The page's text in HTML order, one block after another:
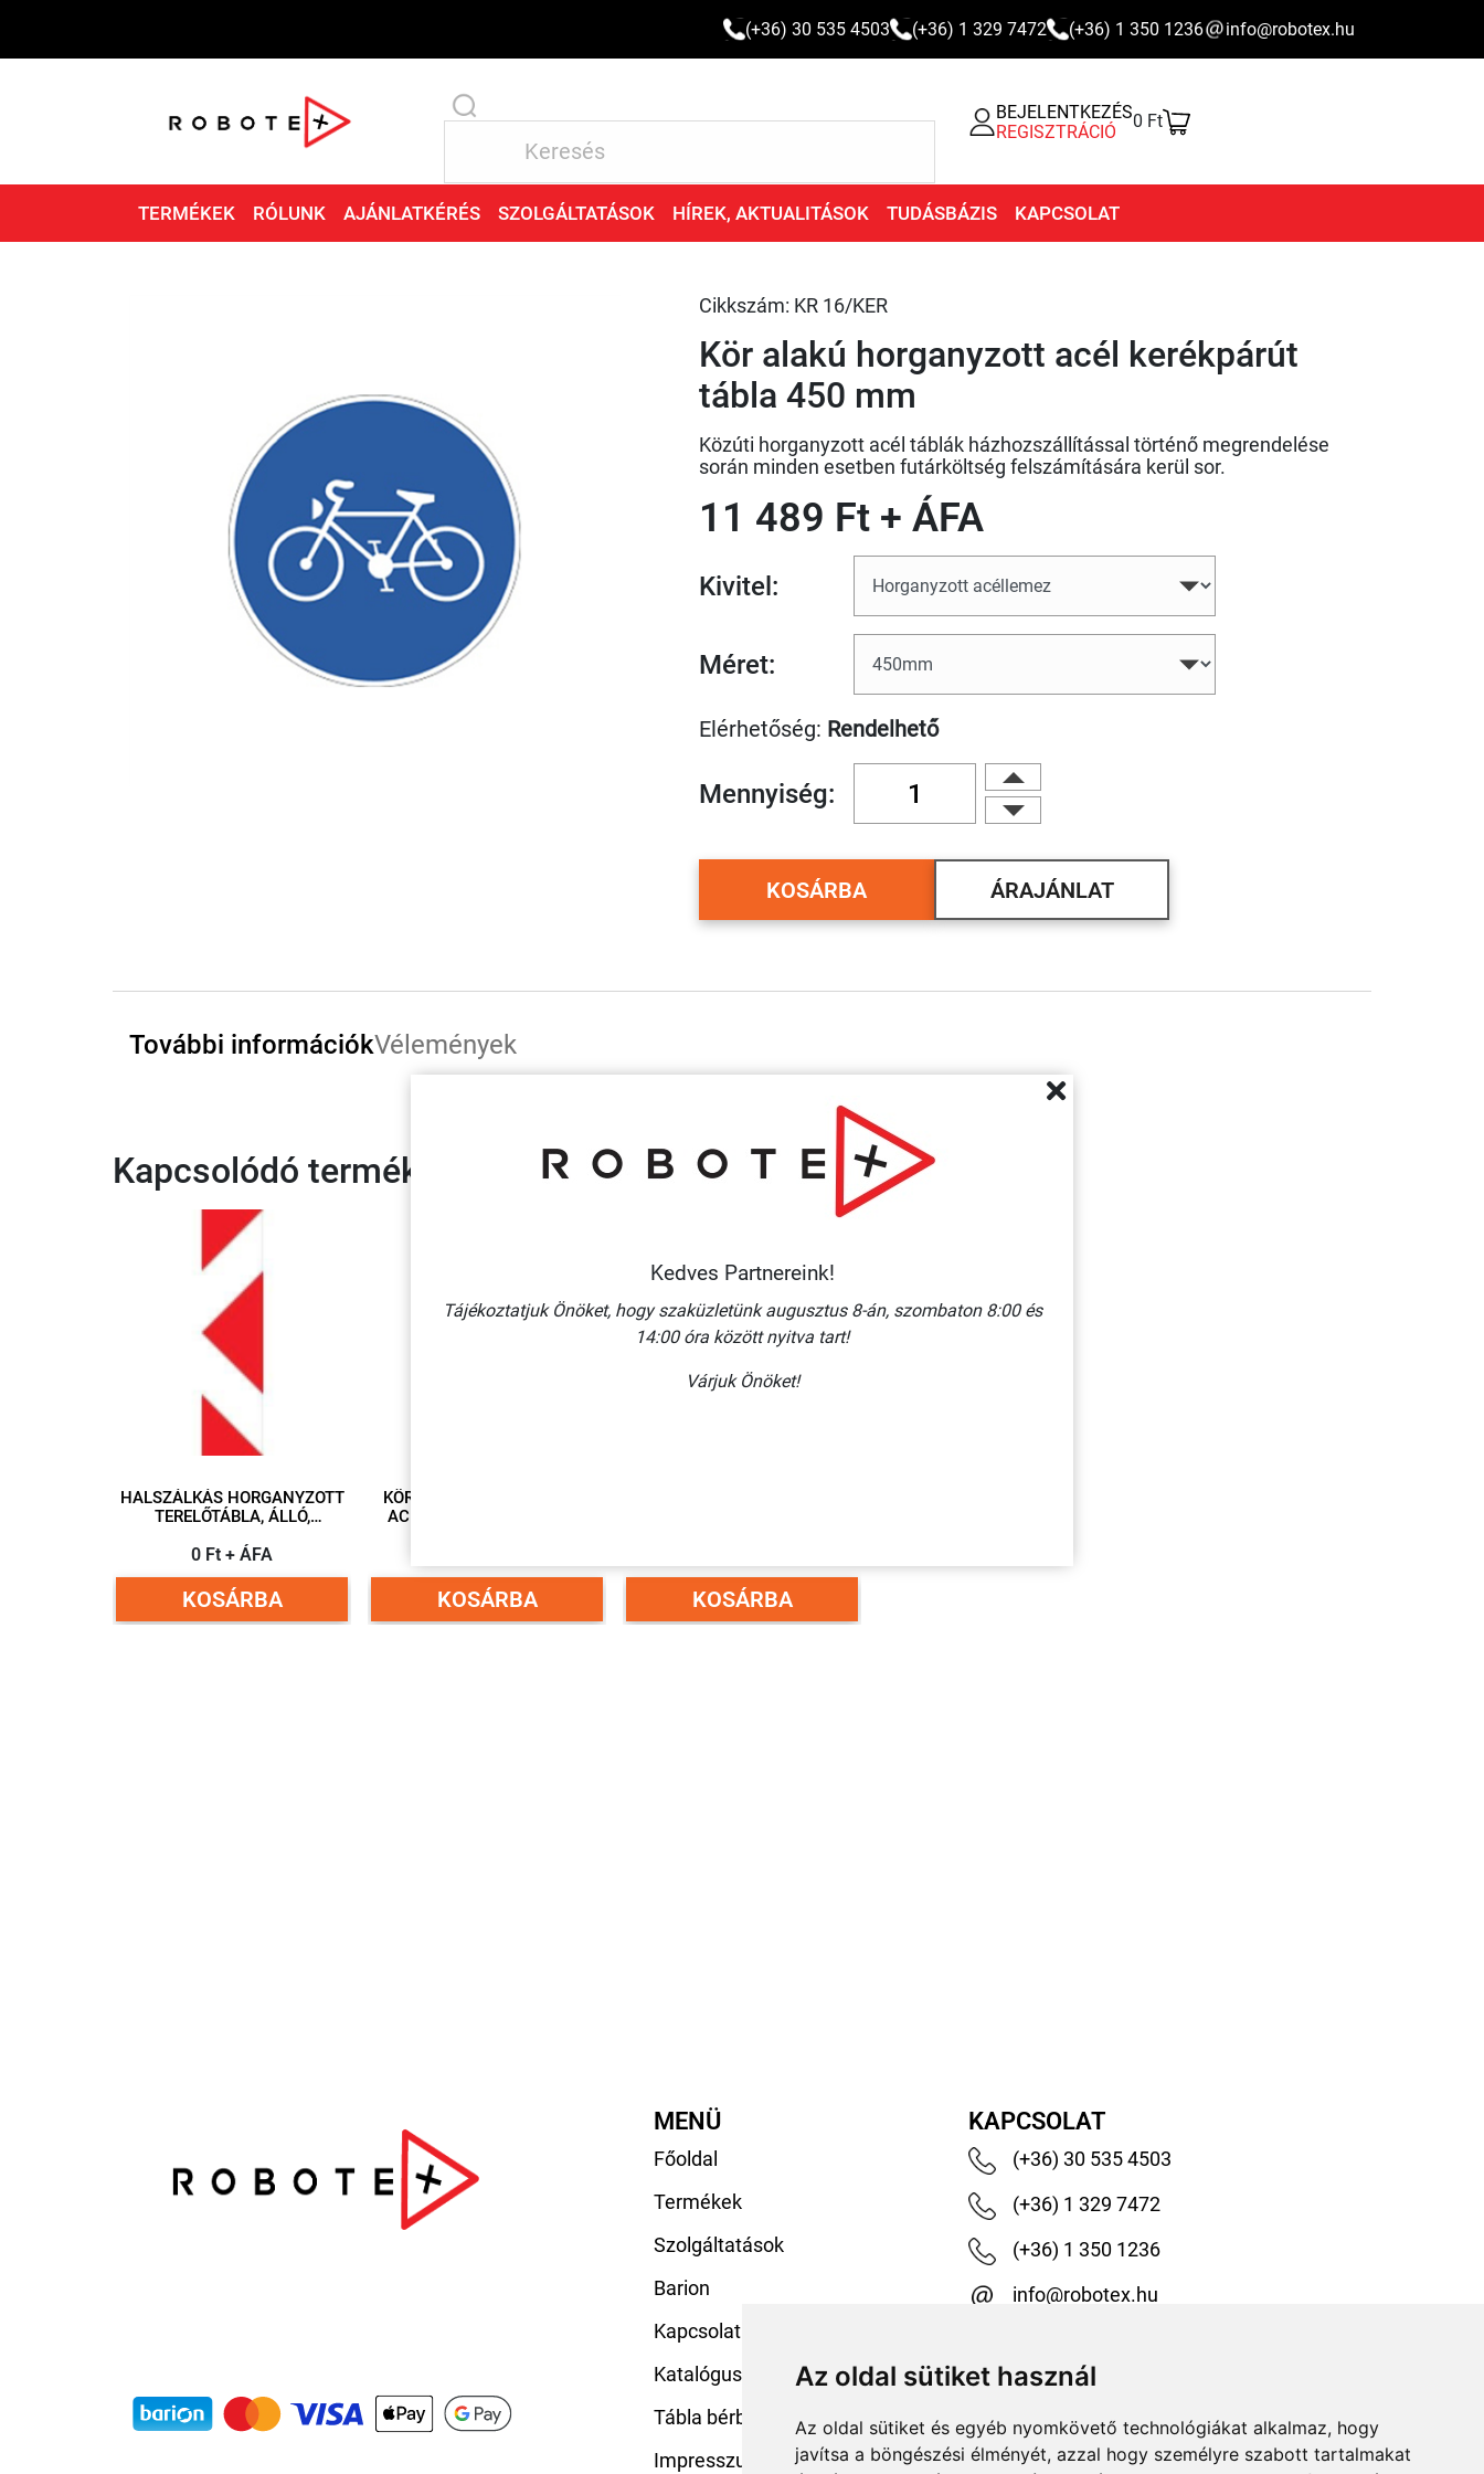
Az oldal sütiket használ
Az oldal sütiket és egyéb nyomkövető technológiákat alkalmaz, hogy
javítsa a böngészési élményét, azzal hogy személyre szabott tartalmakat
(+36) 30 535 4503 (+36) 1 329 7472 (+36) 1 350 1236 info@robotex.hu
BEJELENTKEZÉS
REGISZTRÁCIÓ
0 Ft
TERMÉKEK RÓLUNK AJÁNLATKÉRÉS SZOLGÁLTATÁSOK HÍREK, AKTUALITÁSOK TUDÁSBÁZIS KAPCSOLAT
Cikkszám: KR 16/KER
Kör alakú horganyzott acél kerékpárút
tábla 450 mm
Közúti horganyzott acél táblák házhozszállítással történő megrendelése
során minden esetben futárköltség felszámítására kerül sor.
11 489 Ft + ÁFA
Kivitel:
Méret:
Elérhetőség: Rendelhető
Mennyiség:
KOSÁRBA ÁRAJÁNLAT
További információkVélemények
Kapcsolódó termékek
HALSZÁLKÁS HORGANYZOTT
TERELŐTÁBLA, ÁLLÓ,
0 Ft + ÁFA
KOSÁRBA
KÖR ALAKÚ HORGANYZOTT
ACÉL 15 KM-ES SEBESSÉG
KOSÁRBA KOSÁRBA
MENÜ
Főoldal
Termékek
Szolgáltatások
Barion
Kapcsolat
Katalógusaink
Tábla bérbeadás
Impresszum
KAPCSOLAT
(+36) 30 535 4503
(+36) 1 329 7472
(+36) 1 350 1236
info@robotex.hu
@robotexhungary
@robotexkiadoiuzletag
Kedves Partnereink!
Tájékoztatjuk Önöket, hogy szaküzletünk augusztus 8-án, szombaton 8:00 és
14:00 óra között nyitva tart!
Várjuk Önöket!